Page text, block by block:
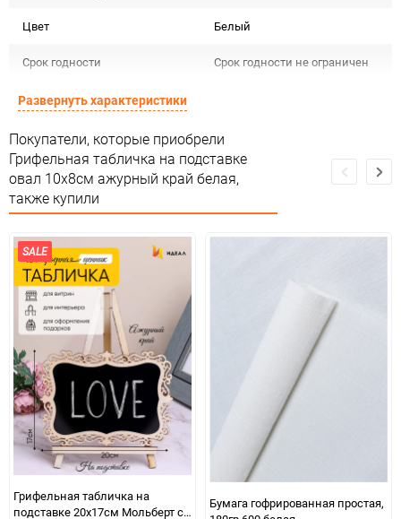
Цвет Белый
Срок годности Срок годности не ограничен
Страна изготовителя
Предназначение товара Для декора
Сертификация Не подлежит сертификации
Особые условия
Минимальное количество 1
Количество в коробке
Единица измерения
Развернуть характеристики
Покупатели, которые приобрели
Грифельная табличка на подставке
овал 10x8см ажурный край белая,
также купили
SALE
Грифельная табличка на
подставке 20x17см Мольберт с
Бумага гофрированная простая,